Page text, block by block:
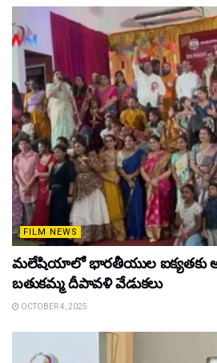
FILM NEWS
మలేషియాలో భారతీయుల ఐక్యతకు
బతుకమ్మ దీపావళి వేడుకలు
OCTOBER 4, 2025